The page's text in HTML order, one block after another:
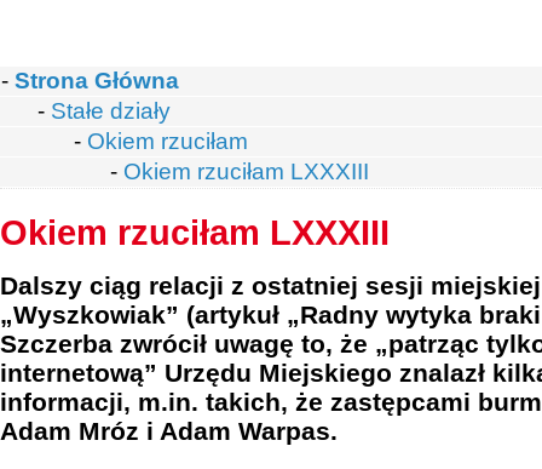
- Strona Główna
- Stałe działy
- Okiem rzuciłam
- Okiem rzuciłam LXXXIII
Okiem rzuciłam LXXXIII
Dalszy ciąg relacji z ostatniej sesji miejskiej
„Wyszkowiak” (artykuł „Radny wytyka
Szczerba zwrócił uwagę to, że „patrząc
internetową” Urzędu Miejskiego znalazł
informacji, m.in. takich, że zastępcami
Adam Mróz i Adam Warpas.